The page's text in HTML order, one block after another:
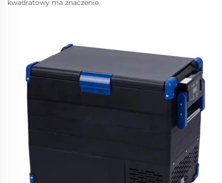
kwadratowy ma znaczenie.